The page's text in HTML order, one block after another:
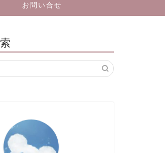
お問い合せ